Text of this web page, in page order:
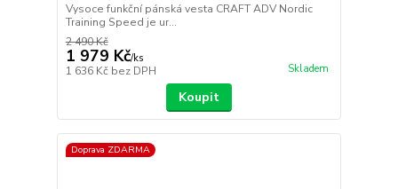
Vysoce funkční pánská vesta CRAFT ADV Nordic
Training Speed je ur...
2 490 Kč
1 979 Kč/ks
1 636 Kč bez DPH Skladem
Koupit
Doprava ZDARMA